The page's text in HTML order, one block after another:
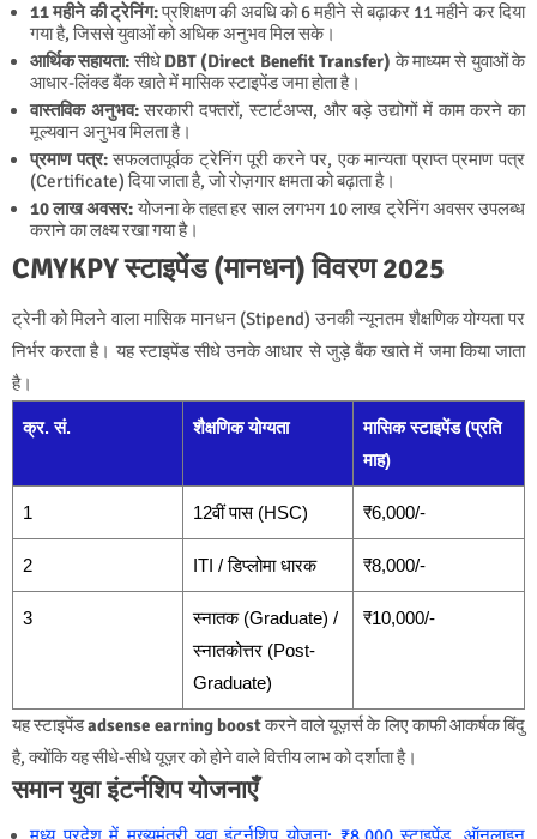
11 महीने की ट्रेनिंग:प्रशिक्षण की अवधि को 6 महीने से बढ़ाकर 11 महीने कर दिया
गया है, जिससे युवाओं को अधिक अनुभव मिल सके।
आर्थिक सहायता:सीधे DBT (Direct Benefit Transfer) के माध्यम से युवाओं के
आधार-लिंक्ड बैंक खाते में मासिक स्टाइपेंड जमा होता है।
वास्तविक अनुभव:सरकारी दफ्तरों, स्टार्टअप्स, और बड़े उद्योगों में काम करने का
मूल्यवान अनुभव मिलता है।
प्रमाण पत्र:सफलतापूर्वक ट्रेनिंग पूरी करने पर, एक मान्यता प्राप्त प्रमाण पत्र
(Certificate) दिया जाता है, जो रोज़गार क्षमता को बढ़ाता है।
10 लाख अवसर:योजना के तहत हर साल लगभग 10 लाख ट्रेनिंग अवसर उपलब्ध
कराने का लक्ष्य रखा गया है।
CMYKPY स्टाइपेंड (मानधन) विवरण 2025
ट्रेनी को मिलने वाला मासिक मानधन (Stipend) उनकी न्यूनतम शैक्षणिक योग्यता पर
निर्भर करता है। यह स्टाइपेंड सीधे उनके आधार से जुड़े बैंक खाते में जमा किया जाता
है।
क्र. सं. शैक्षणिक योग्यता
मासिक स्टाइपेंड (प्रति
माह)
1 12वीं पास (HSC) ₹6,000/-
2 ITI / डिप्लोमा धारक ₹8,000/-
3
स्नातक (Graduate) /
स्नातकोत्तर (Post-
Graduate)
₹10,000/-
यह स्टाइपेंडadsense earning boostकरने वाले यूज़र्स के लिए काफी आकर्षक बिंदु
है, क्योंकि यह सीधे-सीधे यूज़र को होने वाले वित्तीय लाभ को दर्शाता है।
समान युवा इंटर्नशिप योजनाएँ